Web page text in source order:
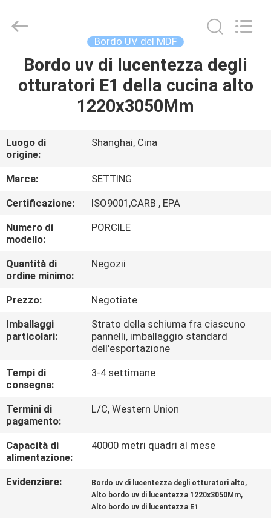
CASA
PRODOTTI
CIRCA
NOI
GIRO
DELLA
FABBRICA
CONTATTICI
NOTIZIA
RICHIEDA
UNA
CITAZIONE
MAPPA
Setting
Decorating
Reserved.
Bordo UV del MDF
Bordo uv di lucentezza degli
otturatori E1 della cucina alto
1220x3050Mm
Luogo di
origine:
Shanghai, Cina
Marca:
SETTING
Certificazione:
ISO9001,CARB , EPA
Numero di
modello:
PORCILE
Quantità di
ordine minimo:
Negozii
Prezzo:
Negotiate
Imballaggi
particolari:
Strato della schiuma fra ciascuno
pannelli, imballaggio standard
dell'esportazione
Tempi di
consegna:
3-4 settimane
Termini di
pagamento:
L/C, Western Union
Capacità di
alimentazione:
40000 metri quadri al mese
Evidenziare: Bordo uv di lucentezza degli otturatori alto,
Alto bordo uv di lucentezza 1220x3050Mm,
Alto bordo uv di lucentezza E1